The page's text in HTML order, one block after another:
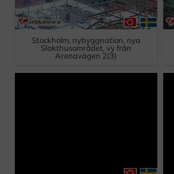
Stockholm, nybyggnation, nya
Slakthusområdet, vy från
Arenavägen 2(3)